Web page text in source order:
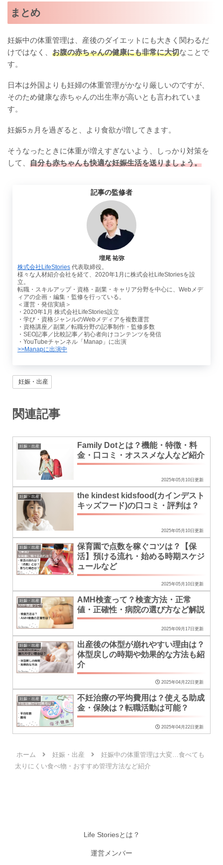
まとめ
妊娠中の体重管理は、産後のダイエットにも大きく関わるだ
けではなく、 お腹の赤ちゃんの健康にも非常に大切なことで
す。
日本は外国よりも妊婦の体重管理がかなり厳しいのですが、
そのため健康な赤ちゃんの出生率が高いとも言われていま
す。
妊娠5ヵ月を過ぎると、より食欲が増してきます。
そうなったときに体重が増えすぎないよう、しっかり対策を
して、 自分も赤ちゃんも快適な妊娠生活を送りましょう。
記事の監修者
増尾 祐弥
株式会社LifeStories 代表取締役。
様々な人材紹介会社を経て、2020年1月に株式会社LifeStoriesを設
立。
転職・スキルアップ・資格・副業・キャリア分野を中心に、Webメデ
ィアの企画・編集・監修を行っている。
＜運営・発信実績＞
・2020年1月 株式会社LifeStories設立
・学び・資格ジャンルのWebメディアを複数運営
・資格講座／副業／転職分野の記事制作・監修多数
・SEO記事／比較記事／初心者向けコンテンツを発信
・YouTubeチャンネル「Manap」に出演
>>Manapに出演中
妊娠・出産
関連記事
妊娠・出産
Family Dotとは？機能・特徴・料
金・口コミ・オススメな人など紹介
2025年05月10日更新
妊娠・出産
the kindest kidsfood(カインデスト
キッズフード)の口コミ・評判は？
2025年05月10日更新
妊娠・出産
保育園で点数を稼ぐコツは？【保
活】預ける流れ・始める時期スケジ
ュールなど
2025年05月10日更新
妊娠・出産
AMH検査って？検査方法・正常
値・正確性・病院の選び方など解説
2025年09月17日更新
妊娠・出産
出産後の体型が崩れやすい理由は？
体型戻しの時期や効果的な方法も紹
介
2025年04月22日更新
妊娠・出産
不妊治療の平均費用は？使える助成
金・保険は？転職活動は可能？
2025年04月22日更新
ホーム 妊娠・出産
妊娠中の体重管理は大変…食べても
太りにくい食べ物・おすすめ管理方法など紹介
Life Storiesとは？
運営メンバー